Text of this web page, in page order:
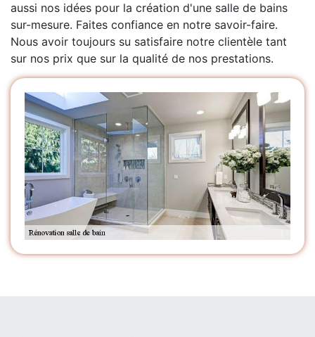
aussi nos idées pour la création d'une salle de bains
sur-mesure. Faites confiance en notre savoir-faire.
Nous avoir toujours su satisfaire notre clientèle tant
sur nos prix que sur la qualité de nos prestations.